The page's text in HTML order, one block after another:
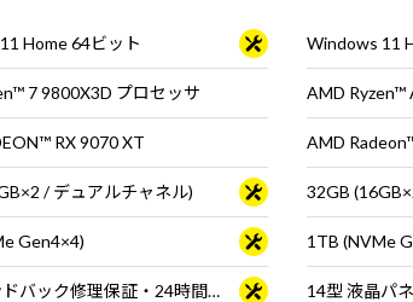
キーボードは別売りです
Home 64ビット
7 9800X3D プロセッサ
RX 9070 XT
/ デュアルチャネル)
Gen4×4)
3年間センドバック修理保証・24時間×365日電話サポート
Windows 11
AMD Ryzen™
AMD
32GB
1TB (NVMe